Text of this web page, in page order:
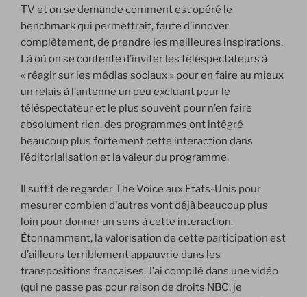
TV et on se demande comment est opéré le
benchmark qui permettrait, faute d’innover
complètement, de prendre les meilleures inspirations.
Là où on se contente d’inviter les téléspectateurs à
« réagir sur les médias sociaux » pour en faire au mieux
un relais à l’antenne un peu excluant pour le
téléspectateur et le plus souvent pour n’en faire
absolument rien, des programmes ont intégré
beaucoup plus fortement cette interaction dans
l’éditorialisation et la valeur du programme.
Il suffit de regarder The Voice aux Etats-Unis pour
mesurer combien d’autres vont déjà beaucoup plus
loin pour donner un sens à cette interaction.
Étonnamment, la valorisation de cette participation est
d’ailleurs terriblement appauvrie dans les
transpositions françaises. J’ai compilé dans une vidéo
(qui ne passe pas pour raison de droits NBC, je